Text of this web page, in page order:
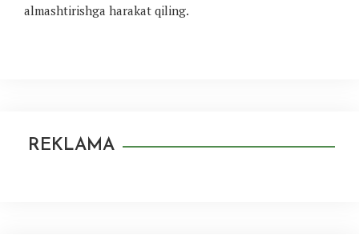
almashtirishga harakat qiling.
REKLAMA